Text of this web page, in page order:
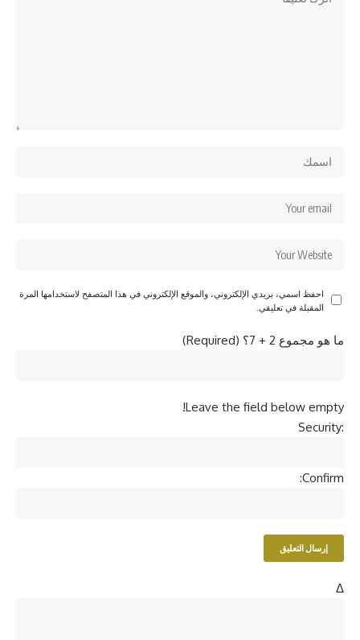
احفظ اسمي، بريدي الإلكتروني، والموقع الإلكتروني في هذا المتصفح لاستخدامها المرة
المقبلة في تعليقي.
ما هو مجموع 2 + 7؟ (Required)
Leave the field below empty!
Security:
Confirm:
Δ